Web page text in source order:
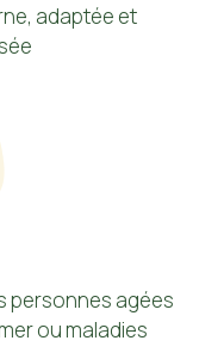
adaptée et
personnes agées
ou maladies